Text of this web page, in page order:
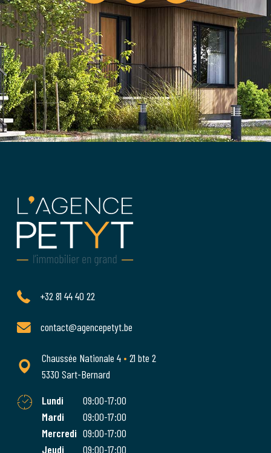
+32 81 44 40 22
contact@agencepetyt.be
Chaussée Nationale 4 • 21 bte 2
5330 Sart-Bernard
Lundi
09:00-17:00
Mardi
09:00-17:00
Mercredi 09:00-17:00
Jeudi
09:00-17:00